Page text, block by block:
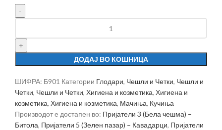
ДОДАЈ ВО КОШНИЦА
ШИФРА: Б901 Категории Глодари, Чешли и Четки, Чешли и
Четки, Чешли и Четки, Хигиена и козметика, Хигиена и
козметика, Хигиена и козметика, Мачиња, Кучиња
Производот е достапен во: Пријатели 3 (Бела чешма) –
Битола, Пријатели 5 (Зелен пазар) – Кавадарци, Пријатели